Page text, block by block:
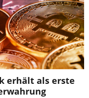
erhält als erste